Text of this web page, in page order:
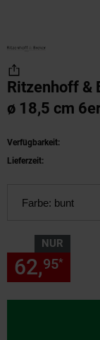
Ritzenhoff &
ø 18,5 cm
Verfügbarkeit:
Lieferzeit:
Farbe: bunt
NUR
62,95*